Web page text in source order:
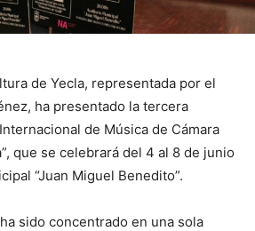
de Yecla, representada por el
ha presentado la tercera
de Música de Cámara
que se celebrará del 4 al 8 de junio
“Juan Miguel Benedito”.
sido concentrado en una sola